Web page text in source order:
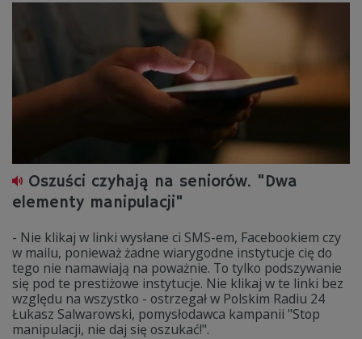
Oszuści czyhają na seniorów. "Dwa
elementy manipulacji"
- Nie klikaj w linki wysłane ci SMS-em, Facebookiem czy
w mailu, ponieważ żadne wiarygodne instytucje cię do
tego nie namawiają na poważnie. To tylko podszywanie
się pod te prestiżowe instytucje. Nie klikaj w te linki bez
względu na wszystko - ostrzegał w Polskim Radiu 24
Łukasz Salwarowski, pomysłodawca kampanii "Stop
manipulacji, nie daj się oszukać!".